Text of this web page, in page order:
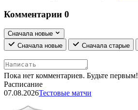
Комментарии 0
Сначала новые
Сначала новые
Сначала старые
Пока нет комментариев. Будьте первым!
Расписание
07.08.2026Тестовые матчи